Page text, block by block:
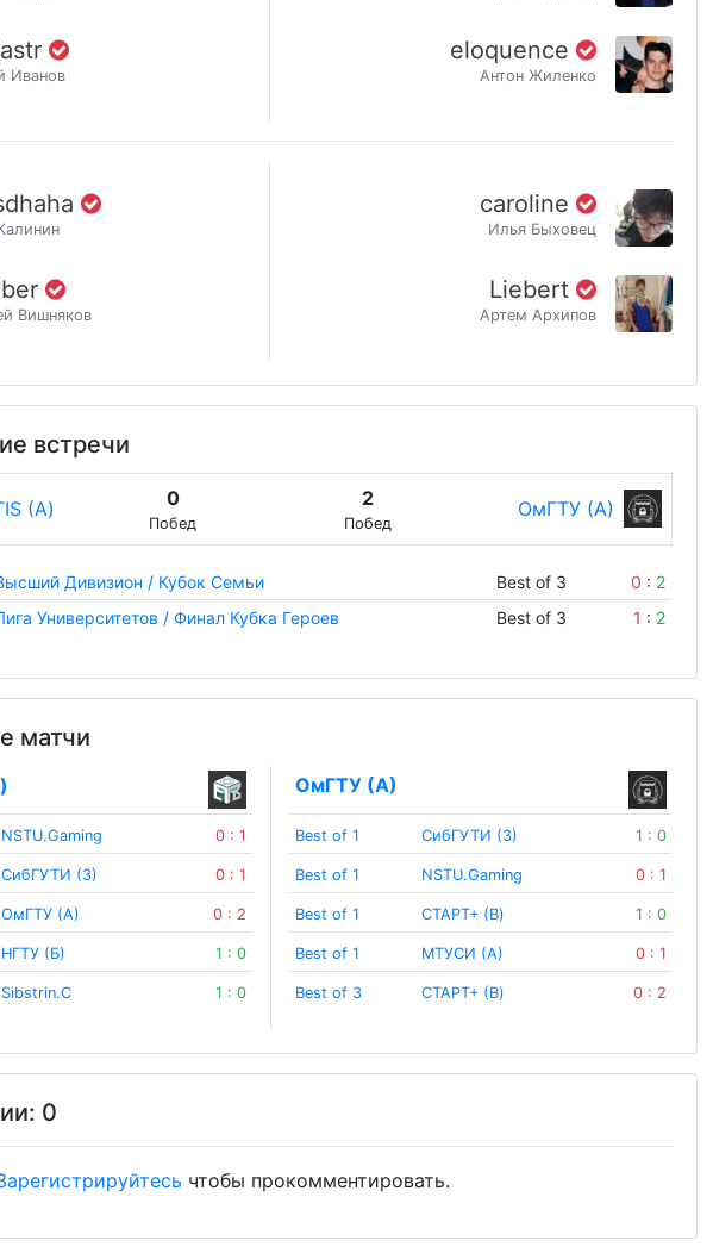
Иванов
eloquence
Антон Жиленко
Вишняков
caroline
Илья Быховец
Liebert
Артем Архипов
встречи
(А) 0
Побед
2
Побед
ОмГТУ (А)
Дивизион / Кубок Семьи Best of 3 0 : 2
Университетов / Финал Кубка Героев Best of 3 1 : 2
матчи
NSTU.Gaming 0 : 1
СибГУТИ (З) 0 : 1
ОмГТУ (А) 0 : 2
НГТУ (Б) 1 : 0
Sibstrin.C 1 : 0
ОмГТУ (А)
Best of 1 СибГУТИ (З) 1 : 0
Best of 1 NSTU.Gaming 0 : 1
Best of 1 СТАРТ+ (B) 1 : 0
Best of 1 МТУСИ (А) 0 : 1
Best of 3 СТАРТ+ (B) 0 : 2
0
чтобы прокомментировать.